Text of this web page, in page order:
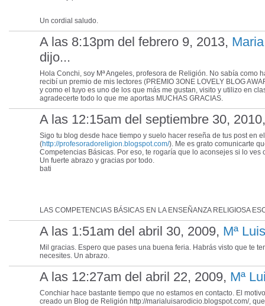
Un cordial saludo.
A las 8:13pm del febrero 9, 2013,
dijo...
Hola Conchi, soy Mª Angeles, profesora de Religión. No sabía como
recibí un premio de mis lectores (PREMIO 3ONE LOVELY BLOG
y como el tuyo es uno de los que más me gustan, visito y utilizo en
agradecerte todo lo que me aportas MUCHAS GRACIAS.
A las 12:15am del septiembre 30,
Sigo tu blog desde hace tiempo y suelo hacer reseña de tus post en
(http://profesoradoreligion.blogspot.com/). Me es grato comunicarte
Competencias Básicas. Por eso, te rogaría que lo aconsejes si lo
Un fuerte abrazo y gracias por todo.
bati
LAS COMPETENCIAS BÁSICAS EN LA ENSEÑANZA RELIGIOSA
A las 1:51am del abril 30, 2009, Mª
Mil gracias. Espero que pases una buena feria. Habrás visto que te
necesites. Un abrazo.
A las 12:27am del abril 22, 2009, Mª
Conchiar hace bastante tiempo que no estamos en contacto. El
creado un Blog de Religión http://marialuisarodicio.blogspot.com/,